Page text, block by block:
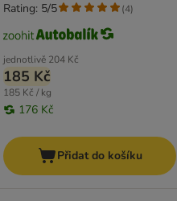
jednotlivě 204 Kč
185 Kč
185 Kč / kg
176 Kč
Rating: 5/5 (4)
Přidat do košíku